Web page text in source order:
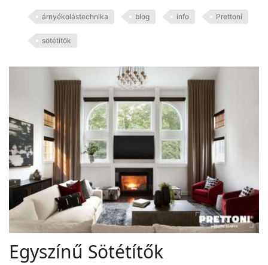
árnyékolástechnika blog info Prettoni
sötétítők
Egyszínű Sötétítők